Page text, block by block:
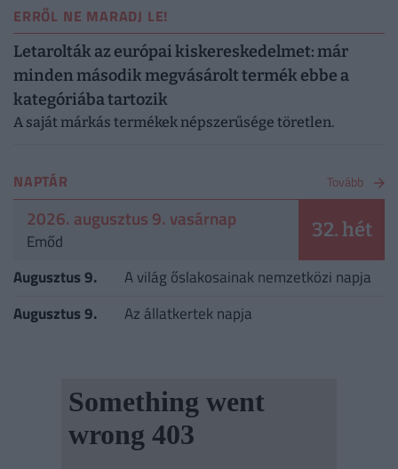
ERRŐL NE MARADJ LE!
Letarolták az európai kiskereskedelmet: már
minden második megvásárolt termék ebbe a
kategóriába tartozik
A saját márkás termékek népszerűsége töretlen.
NAPTÁR Tovább
2026. augusztus 9. vasárnap
Emőd 32. hét
Augusztus 9.
A világ őslakosainak nemzetközi napja
Augusztus 9.
Az állatkertek napja